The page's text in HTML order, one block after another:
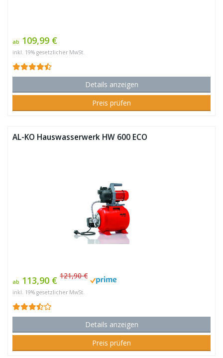
ab 109,99 €
inkl. 19% gesetzlicher MwSt.
Details anzeigen
Preis prüfen
AL-KO Hauswasserwerk HW 600 ECO
ab 113,90 € 121,90 €
inkl. 19% gesetzlicher MwSt.
Details anzeigen
Preis prüfen